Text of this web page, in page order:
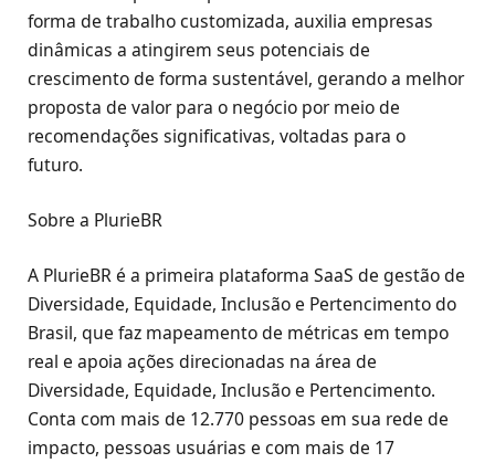
forma de trabalho customizada, auxilia empresas
dinâmicas a atingirem seus potenciais de
crescimento de forma sustentável, gerando a melhor
proposta de valor para o negócio por meio de
recomendações significativas, voltadas para o
futuro.
Sobre a PlurieBR
A PlurieBR é a primeira plataforma SaaS de gestão de
Diversidade, Equidade, Inclusão e Pertencimento do
Brasil, que faz mapeamento de métricas em tempo
real e apoia ações direcionadas na área de
Diversidade, Equidade, Inclusão e Pertencimento.
Conta com mais de 12.770 pessoas em sua rede de
impacto, pessoas usuárias e com mais de 17